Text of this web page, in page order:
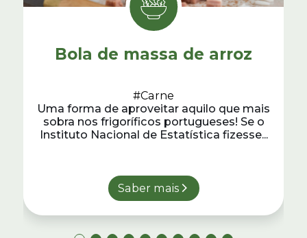
Bola de massa de arroz
#Carne
Uma forma de aproveitar aquilo que mais
sobra nos frigoríficos portugueses! Se o
Instituto Nacional de Estatística fizesse...
Saber mais